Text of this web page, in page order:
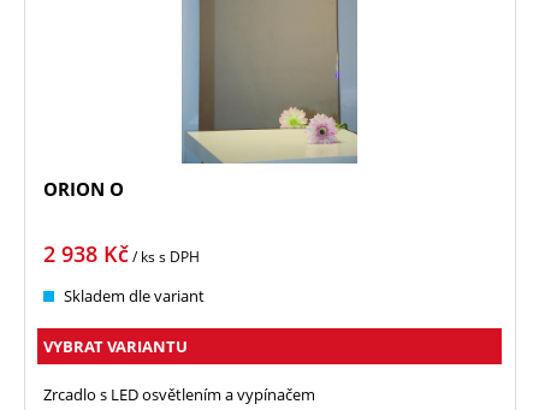
ORION O
2 938 Kč/ kss DPH
Skladem dle variant
VYBRAT VARIANTU
Zrcadlo s LED osvětlením a vypínačem